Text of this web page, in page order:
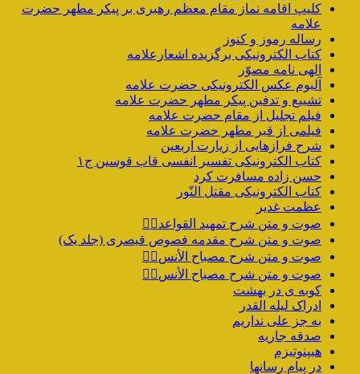
کلیپ اقامه نماز مقام معظم رهبری بر پیکر مطهر حضرت
علامه
رساله رموز و کنوز
کتاب الکترونیکی برگزیده اشعارعلامه
الهی نامه مصوّر
آلبوم عکس الکترونیکی حضرت علامه
تشییع و تدفین پیکر مطهر حضرت علامه
فیلم تجلیل از مقام حضرت علامه
فیلمی از قبر مطهر حضرت علامه
شرح فرازهایی از زیارت اربعین
کتاب الکترونیکی تفسیر انفسی قاب قوسین ج۱
حسن زاده مسافرت کرد
کتاب الکترونیکی مقتل النّور
عظمت غدیر
صوت و متن شرح تمهید القواعد۱️⃣
صوت و متن شرح مقدمه فصوص قیصری (جلد یک)
صوت و متن شرح مصباح الأنس۷️⃣
صوت و متن شرح مصباح الأنس۶️⃣
کوبه ی در بهشت
ادراک لیله القدر
به جز علی نداریم
صدقه جاریه
هیپنوتیزم
در پیام رسانها